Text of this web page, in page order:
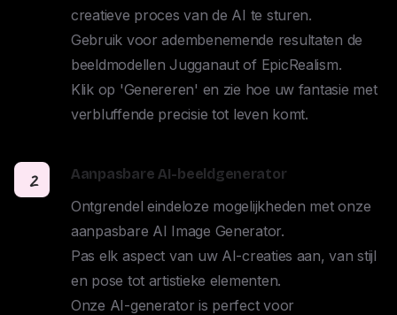
creatieve proces van de AI te sturen.
Gebruik voor adembenemende resultaten de
beeldmodellen Jugganaut of EpicRealism.
Klik op 'Genereren' en zie hoe uw fantasie met
verbluffende precisie tot leven komt.
2 Aanpasbare AI-beeldgenerator
Ontgrendel eindeloze mogelijkheden met onze
aanpasbare AI Image Generator.
Pas elk aspect van uw AI-creaties aan, van stijl
en pose tot artistieke elementen.
Onze AI-generator is perfect voor